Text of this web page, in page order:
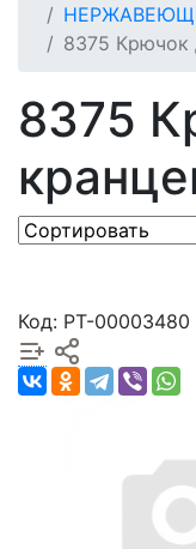
8375 Крючок
8375
Код: РТ-00003480